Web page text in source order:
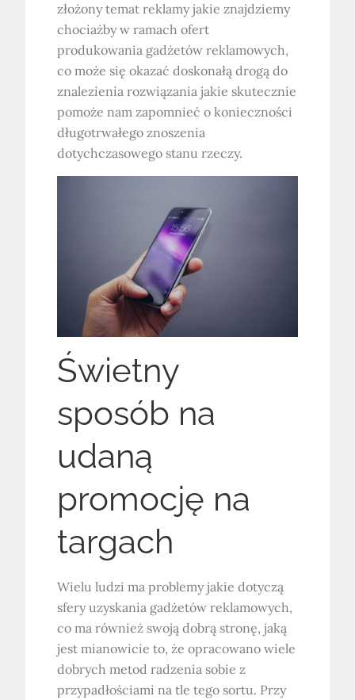
złożony temat reklamy jakie znajdziemy
chociażby w ramach ofert
produkowania gadżetów reklamowych,
co może się okazać doskonałą drogą do
znalezienia rozwiązania jakie skutecznie
pomoże nam zapomnieć o konieczności
długotrwałego znoszenia
dotychczasowego stanu rzeczy.
Świetny
sposób na
udaną
promocję na
targach
Wielu ludzi ma problemy jakie dotyczą
sfery uzyskania gadżetów reklamowych,
co ma również swoją dobrą stronę, jaką
jest mianowicie to, że opracowano wiele
dobrych metod radzenia sobie z
przypadłościami na tle tego sortu. Przy